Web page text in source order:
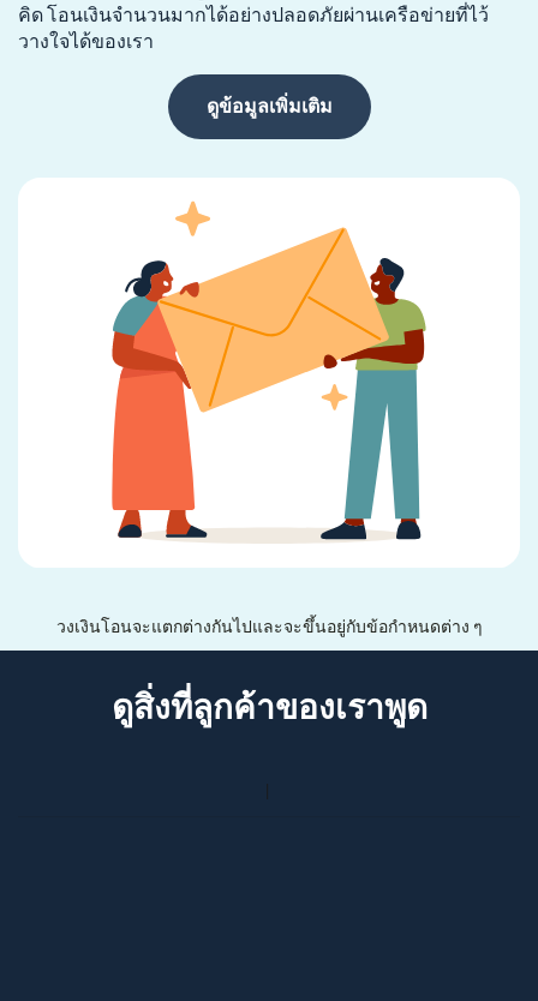
คิด โอนเงินจำนวนมากได้อย่างปลอดภัยผ่านเครือข่ายที่ไว้
วางใจได้ของเรา
ดูข้อมูลเพิ่มเติม
วงเงินโอนจะแตกต่างกันไปและจะขึ้นอยู่กับข้อกำหนดต่าง ๆ
ดูสิ่งที่ลูกค้าของเราพูด